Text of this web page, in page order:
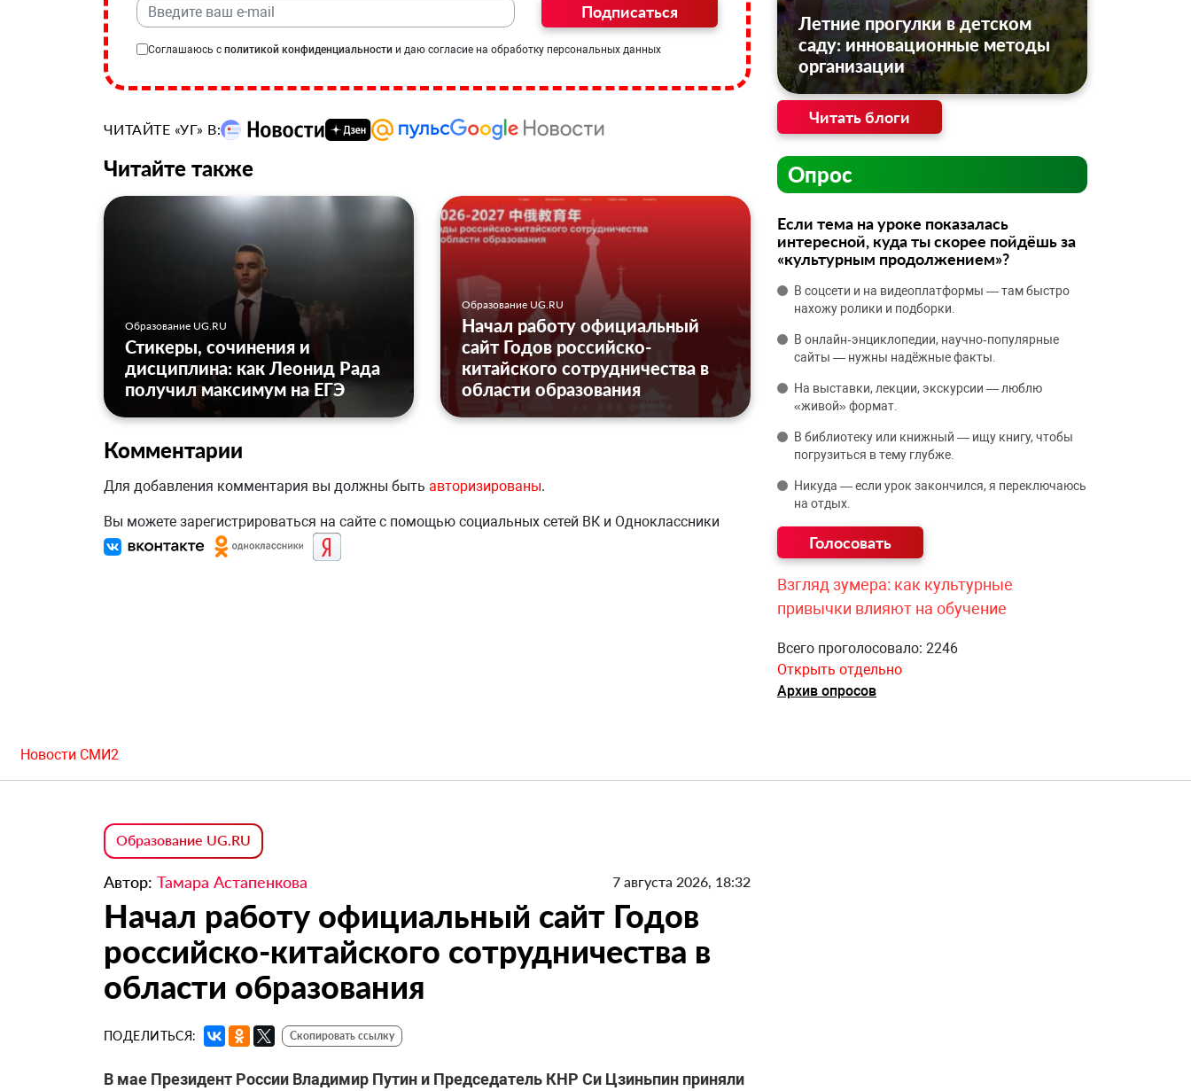
Подписаться
Соглашаюсь с политикой конфиденциальности и даю согласие на обработку персональных данных
ЧИТАЙТЕ «УГ» В:
Читайте также
Образование UG.RU
Стикеры, сочинения и
дисциплина: как Леонид Рада
получил максимум на ЕГЭ
Образование UG.RU
Начал работу официальный
сайт Годов российско-
китайского сотрудничества в
области образования
Комментарии
Для добавления комментария вы должны быть авторизированы.
Вы можете зарегистрироваться на сайте с помощью социальных сетей ВК и Одноклассники
Летние прогулки в детском
саду: инновационные методы
организации
Читать блоги
Опрос
Если тема на уроке показалась
интересной, куда ты скорее пойдёшь за
«культурным продолжением»?
В соцсети и на видеоплатформы — там быстро
нахожу ролики и подборки.
В онлайн‑энциклопедии, научно‑популярные
сайты — нужны надёжные факты.
На выставки, лекции, экскурсии — люблю
«живой» формат.
В библиотеку или книжный — ищу книгу, чтобы
погрузиться в тему глубже.
Никуда — если урок закончился, я переключаюсь
на отдых.
Взгляд зумера: как культурные
привычки влияют на обучение
Всего проголосовало: 2246
Открыть отдельно
Архив опросов
Новости СМИ2
Образование UG.RU
Автор: Тамара Астапенкова 7 августа 2026, 18:32
Начал работу официальный сайт Годов
российско-китайского сотрудничества в
области образования
ПОДЕЛИТЬСЯ: Скопировать ссылку
В мае Президент России Владимир Путин и Председатель КНР Си Цзиньпин приняли